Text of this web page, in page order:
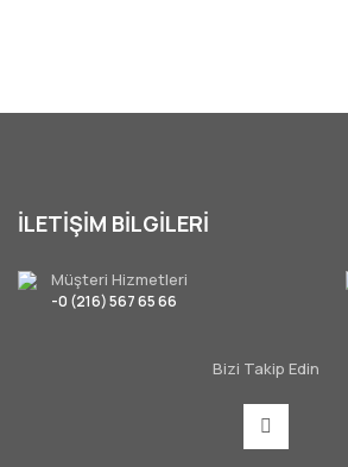
İLETİŞİM BİLGİLERİ
Müşteri Hizmetleri
-0 (216) 567 65 66
Bizi Takip Edin